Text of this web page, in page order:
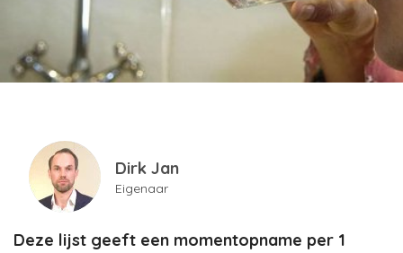
Dirk Jan
Eigenaar
Deze lijst geeft een momentopname per 1